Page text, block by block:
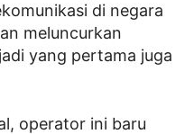
di negara
meluncurkan
yang pertama juga
operator ini baru